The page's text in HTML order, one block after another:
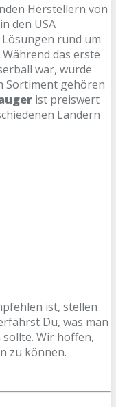
Herstellern von
den USA
rund um
das erste
war, wurde
Sortiment gehören
ist preiswert
Ländern
ist, stellen
Du, was man
Wir hoffen,
zu können.